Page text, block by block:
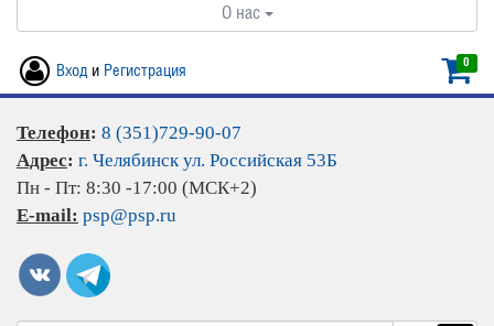
О нас
0
Вход и Регистрация
Телефон: 8 (351)729-90-07
Адрес: г. Челябинск ул. Российская 53Б
Пн - Пт: 8:30 -17:00 (МСК+2)
E-mail: psp@psp.ru